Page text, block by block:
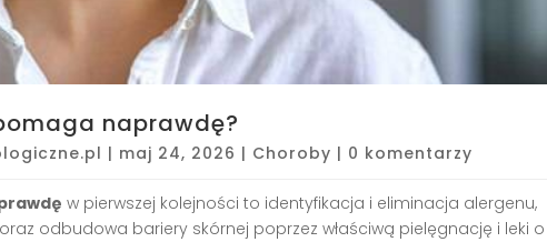
naprawdę?
| maj 24, 2026 | Choroby | 0 komentarzy
w pierwszej kolejności to identyfikacja i eliminacja alergenu,
odbudowa bariery skórnej poprzez właściwą pielęgnację i leki o